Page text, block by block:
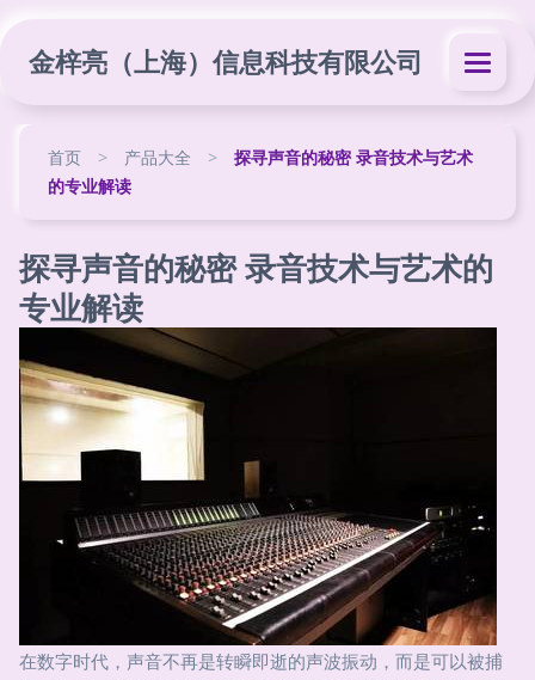
金梓亮（上海）信息科技有限公司
首页 > 产品大全 >
探寻声音的秘密 录音技术与艺术
的专业解读
探寻声音的秘密 录音技术与艺术的
专业解读
在数字时代，声音不再是转瞬即逝的声波振动，而是可以被捕